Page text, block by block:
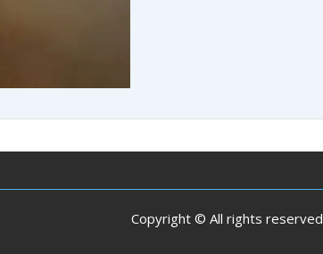
Copyright © All rights reserved